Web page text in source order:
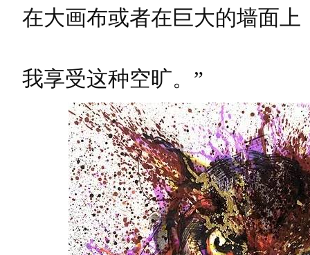
在大画布或者在巨大的墙面上
我享受这种空旷。”